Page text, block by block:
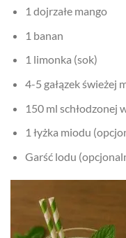
1 dojrzałe mango
1 banan
1 limonka (sok)
4-5 gałązek świeżej
150 ml schłodzonej
1 łyżka miodu
Garść lodu